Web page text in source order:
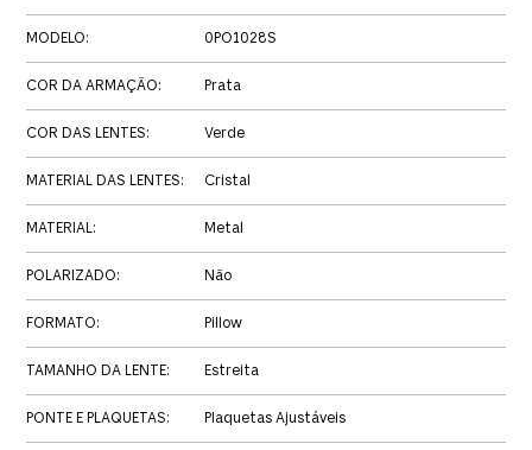
MODELO: 0PO1028S
COR DA ARMAÇÃO: Prata
COR DAS LENTES: Verde
MATERIAL DAS LENTES: Cristal
MATERIAL: Metal
POLARIZADO: Não
FORMATO: Pillow
TAMANHO DA LENTE: Estreita
PONTE E PLAQUETAS: Plaquetas Ajustáveis